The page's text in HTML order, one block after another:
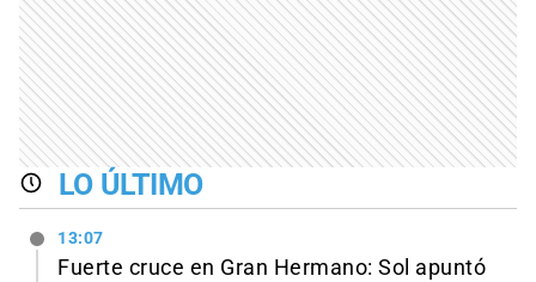
LO ÚLTIMO
13:07
Fuerte cruce en Gran Hermano: Sol apuntó